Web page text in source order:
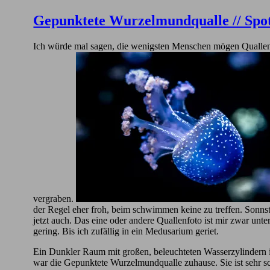
Gepunktete Wurzelmundqualle //
Ich würde mal sagen, die wenigsten Menschen mögen
vergraben.
der Regel eher froh, beim schwimmen keine zu treffen.
jetzt auch. Das eine oder andere Quallenfoto ist mir zwar
gering. Bis ich zufällig in ein Medusarium geriet.
Ein Dunkler Raum mit großen, beleuchteten
war die Gepunktete Wurzelmundqualle zuhause. Sie ist